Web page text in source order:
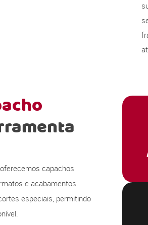
capachos
e acabamentos.
especiais, permitindo